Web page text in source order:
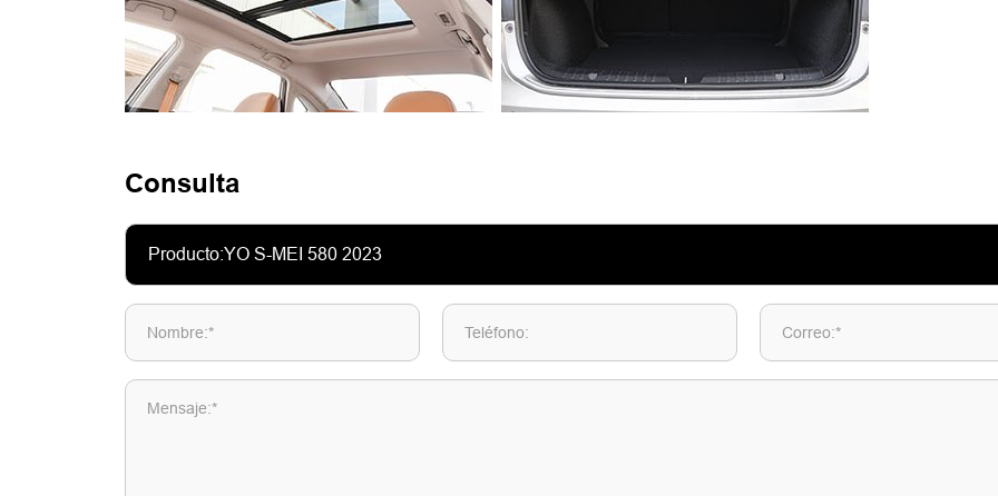
Consulta
Nombre:* Teléfono: Correo:*
Mensaje:*